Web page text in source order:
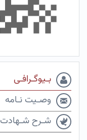
بـیوگـرافـی
وصـیت نـامه
شـرح شـهادت